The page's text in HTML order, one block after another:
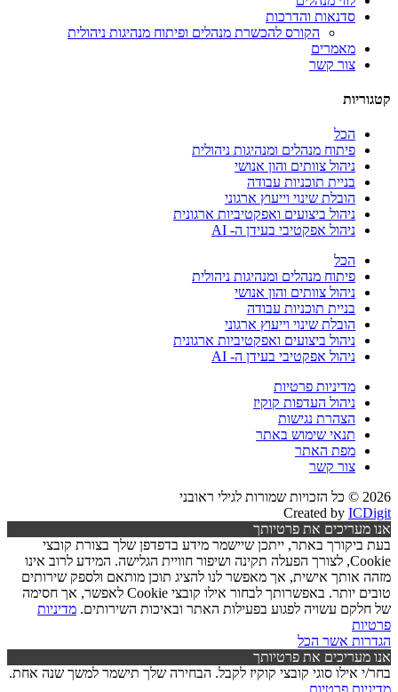
סדנאות והדרכות
הקורס להכשרת מנהלים ופיתוח מנהיגות ניהולית
מאמרים
צור קשר
קטגוריות
הכל
פיתוח מנהלים ומנהיגות ניהולית
ניהול צוותים והון אנושי
בניית תוכניות עבודה
הובלת שינוי וייעוץ ארגוני
ניהול ביצועים ואפקטיביות ארגונית
ניהול אפקטיבי בעידן ה- AI
הכל
פיתוח מנהלים ומנהיגות ניהולית
ניהול צוותים והון אנושי
בניית תוכניות עבודה
הובלת שינוי וייעוץ ארגוני
ניהול ביצועים ואפקטיביות ארגונית
ניהול אפקטיבי בעידן ה- AI
מדיניות פרטיות
ניהול העדפות קוקיז
הצהרת נגישות
תנאי שימוש באתר
מפת האתר
צור קשר
2026 © כל הזכויות שמורות לגילי ראובני
Created by ICDigit
אנו מעריכים את פרטיותך
בעת ביקורך באתר, ייתכן שיישמר מידע בדפדפן שלך בצורת קובצי
Cookie, לצורך הפעלה תקינה ושיפור חוויית הגלישה. המידע לרוב אינו
מזהה אותך אישית, אך מאפשר לנו להציג תוכן מותאם ולספק שירותים
טובים יותר. באפשרותך לבחור אילו קובצי Cookie לאפשר, אך חסימה
של חלקם עשויה לפגוע בפעילות האתר ובאיכות השירותים. מדיניות
פרטיות
הגדרות אשר הכל
אנו מעריכים את פרטיותך
בחר/י אילו סוגי קובצי קוקיז לקבל. הבחירה שלך תישמר למשך שנה אחת.